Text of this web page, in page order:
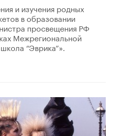
и изучения родных
в образовании
просвещения РФ
Межрегиональной
“Эврика”».